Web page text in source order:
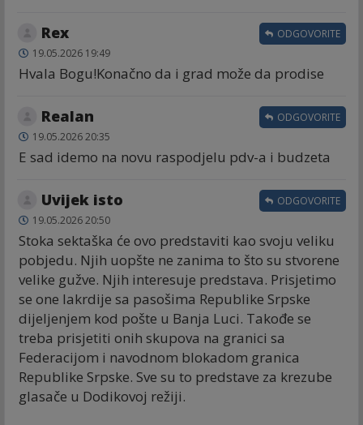
Rex
19.05.2026 19:49
Hvala Bogu!Konačno da i grad može da prodise
ODGOVORITE
Realan
19.05.2026 20:35
E sad idemo na novu raspodjelu pdv-a i budzeta
ODGOVORITE
Uvijek isto
19.05.2026 20:50
Stoka sektaška će ovo predstaviti kao svoju veliku
pobjedu. Njih uopšte ne zanima to što su stvorene
velike gužve. Njih interesuje predstava. Prisjetimo
se one lakrdije sa pasošima Republike Srpske
dijeljenjem kod pošte u Banja Luci. Takođe se
treba prisjetiti onih skupova na granici sa
Federacijom i navodnom blokadom granica
Republike Srpske. Sve su to predstave za krezube
glasače u Dodikovoj režiji.
ODGOVORITE